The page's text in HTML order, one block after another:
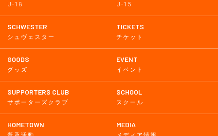
U-18 U-15
SCHWESTER
シュヴェスター
TICKETS
チケット
GOODS
グッズ
EVENT
イベント
SUPPORTERS CLUB
サポーターズクラブ
SCHOOL
スクール
HOMETOWN MEDIA